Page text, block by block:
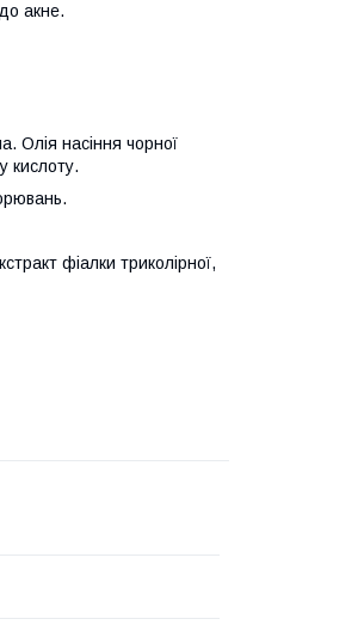
акне.
Олія насіння чорної
кислоту.
фіалки триколірної,